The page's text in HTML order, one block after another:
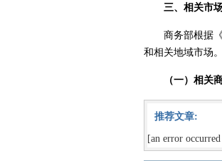
三、相关市
商务部根据《
和相关地域市场。
（一）相关商
推荐文章:
[an error